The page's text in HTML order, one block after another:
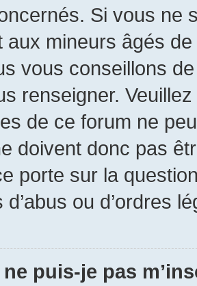
Si vous ne
aux mineurs âgés
vous conseillons
renseigner.
de ce forum ne
doivent donc pas
porte sur la
d’abus ou d’ordres
puis-je pas